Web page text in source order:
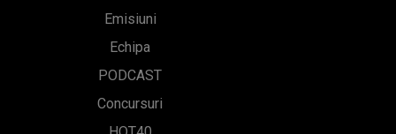
Emisiuni
Echipa
PODCAST
Concursuri